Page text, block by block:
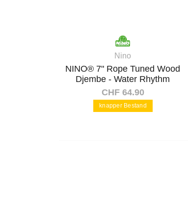
Nino
NINO® 7" Rope Tuned Wood
Djembe - Water Rhythm
CHF 64.90
knapper Bestand